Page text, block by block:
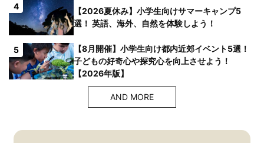
4
【2026夏休み】小学生向けサマーキャンプ5
選！ 英語、海外、自然を体験しよう！
5
【8月開催】小学生向け都内近郊イベント5選！
子どもの好奇心や探究心を向上させよう！
【2026年版】
AND MORE